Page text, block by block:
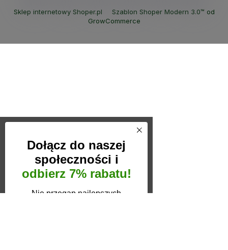
Sklep internetowy Shoper.pl Szablon Shoper Modern 3.0™ od
GrowCommerce